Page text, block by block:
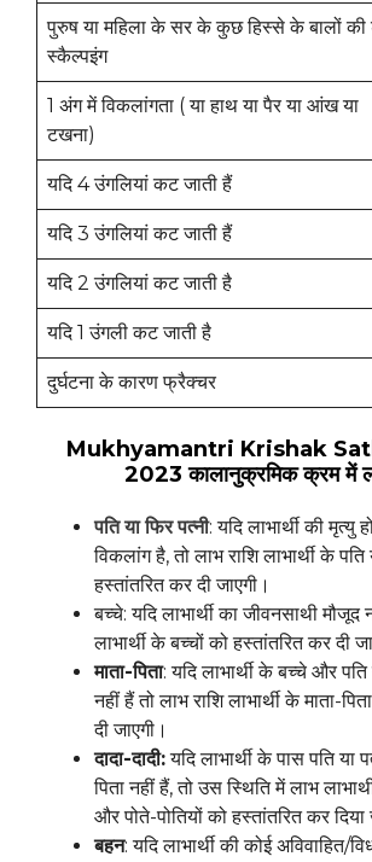
पुरुष या महिला के सर के कुछ हिस्से के बालों की
स्कैल्पइंग
1 अंग में विकलांगता ( या हाथ या पैर या आंख या
टखना)
यदि 4 उंगलियां कट जाती हैं
यदि 3 उंगलियां कट जाती हैं
यदि 2 उंगलियां कट जाती है
यदि 1 उंगली कट जाती है
दुर्घटना के कारण फ्रैक्चर
Mukhyamantri Krishak
2023 कालानुक्रमिक क्रम में
पति या फिर पत्नी: यदि लाभार्थी की मृत्यु
विकलांग है, तो लाभ राशि लाभार्थी के पति
हस्तांतरित कर दी जाएगी।
बच्चे: यदि लाभार्थी का जीवनसाथी मौजूद
लाभार्थी के बच्चों को हस्तांतरित कर दी
माता-पिता: यदि लाभार्थी के बच्चे और
नहीं हैं तो लाभ राशि लाभार्थी के माता-
दी जाएगी।
दादा-दादी:यदि लाभार्थी के पास पति या
पिता नहीं हैं, तो उस स्थिति में लाभ
और पोते-पोतियों को हस्तांतरित कर दिया
बहन: यदि लाभार्थी की कोई अविवाहित/